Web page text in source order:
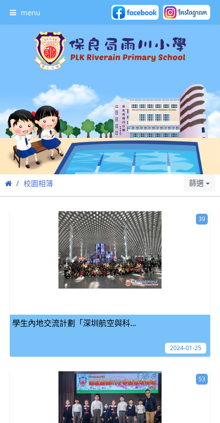
menu
校園相簿 篩選
學生內地交流計劃「深圳航空與科...
39
2024-01-25
53